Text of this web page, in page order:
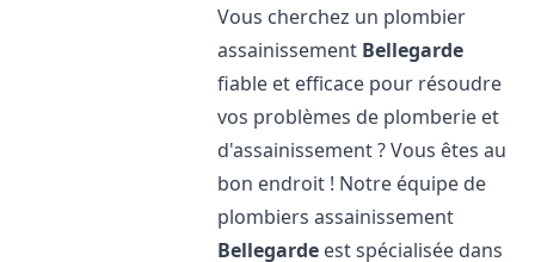
Vous cherchez un plombier
assainissement Bellegarde
fiable et efficace pour résoudre
vos problèmes de plomberie et
d'assainissement ? Vous êtes au
bon endroit ! Notre équipe de
plombiers assainissement
Bellegarde est spécialisée dans